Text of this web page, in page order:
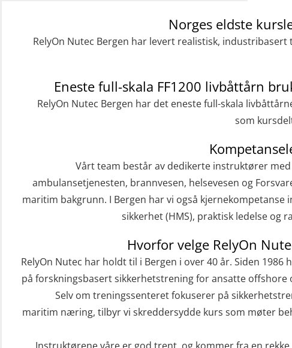
Additional Basic Safety Training for the
Grunnleggende Sikkerhetskurs – Rep.
for helikoptermannskap inkl. HABD
Påbygging fra Offshore Norge til
Grunnleggende sikkerhetsopplæring
for sjøfolk (MBS325)
Basic Safety Training (English)
Beredskapsledelse (OER109)
Beredskapsledelse – repetisjon
(OER1091)
Compressed Air Emergency Breathing
(OBS119)
Norges eldste
RelyOn Nutec Bergen har levert realistisk, industribasert
Eneste full-skala FF1200 livbåttårn
RelyOn Nutec Bergen har det eneste full-skala
som
Vårt team består av dedikerte instruktører
ambulansetjenesten, brannvesen, helsevesen og
maritim bakgrunn. I Bergen har vi også kjernekompetanse
sikkerhet (HMS), praktisk ledelse og
Hvorfor velge RelyOn
RelyOn Nutec har holdt til i Bergen i over 40 år. Siden 1986
på forskningsbasert sikkerhetstrening for ansatte
Selv om treningssenteret fokuserer på
maritim næring, tilbyr vi skreddersydde kurs som møter